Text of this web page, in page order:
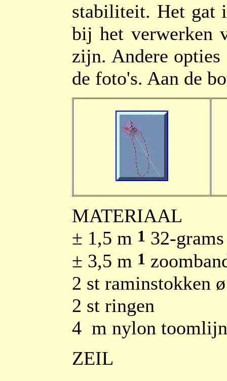
stabiliteit. Het gat
bij het verwerken
zijn. Andere
de foto's. Aan de
MATERIAAL
± 1,5 m 1 32-
± 3,5 m 1
2 st raminstokken
2 st ringen
4 m nylon
ZEIL